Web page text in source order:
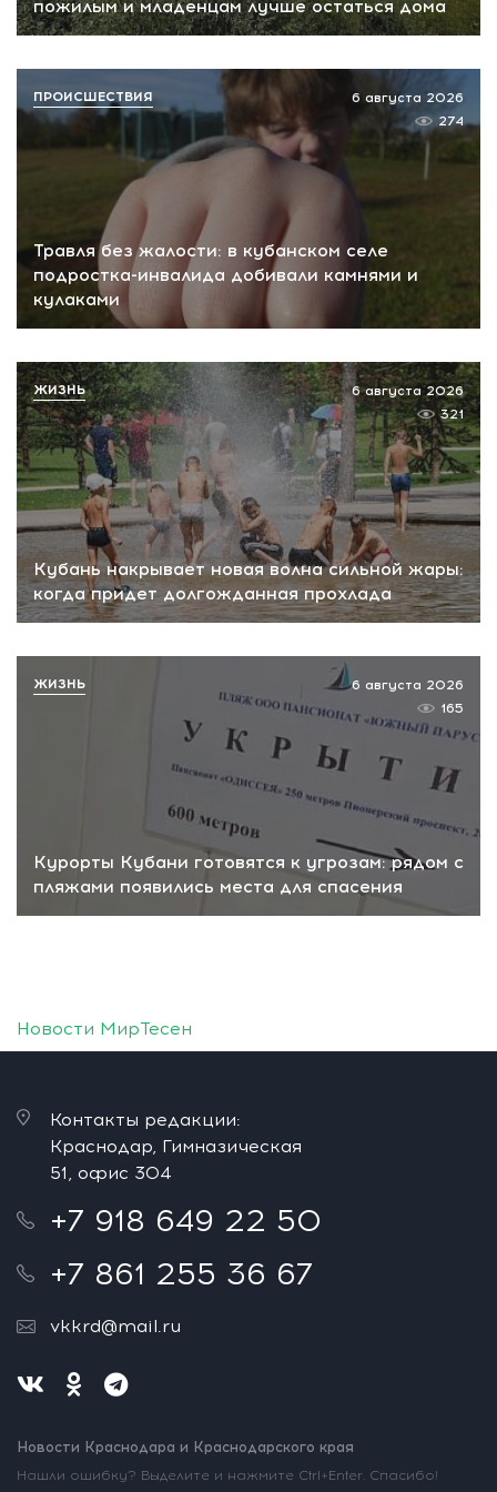
пожилым и младенцам лучше остаться дома
Травля без жалости: в кубанском селе
подростка-инвалида добивали камнями и
кулаками
6 августа 2026
274
ПРОИСШЕСТВИЯ
Кубань накрывает новая волна сильной жары:
когда придет долгожданная прохлада
6 августа 2026
321
ЖИЗНЬ
Курорты Кубани готовятся к угрозам: рядом с
пляжами появились места для спасения
6 августа 2026
165
ЖИЗНЬ
Новости МирТесен
Контакты редакции:
Краснодар, Гимназическая
51, офис 304
+7 918 649 22 50
+7 861 255 36 67
vkkrd@mail.ru
Новости Краснодара и Краснодарского края
Нашли ошибку? Выделите и нажмите Ctrl+Enter. Спасибо!